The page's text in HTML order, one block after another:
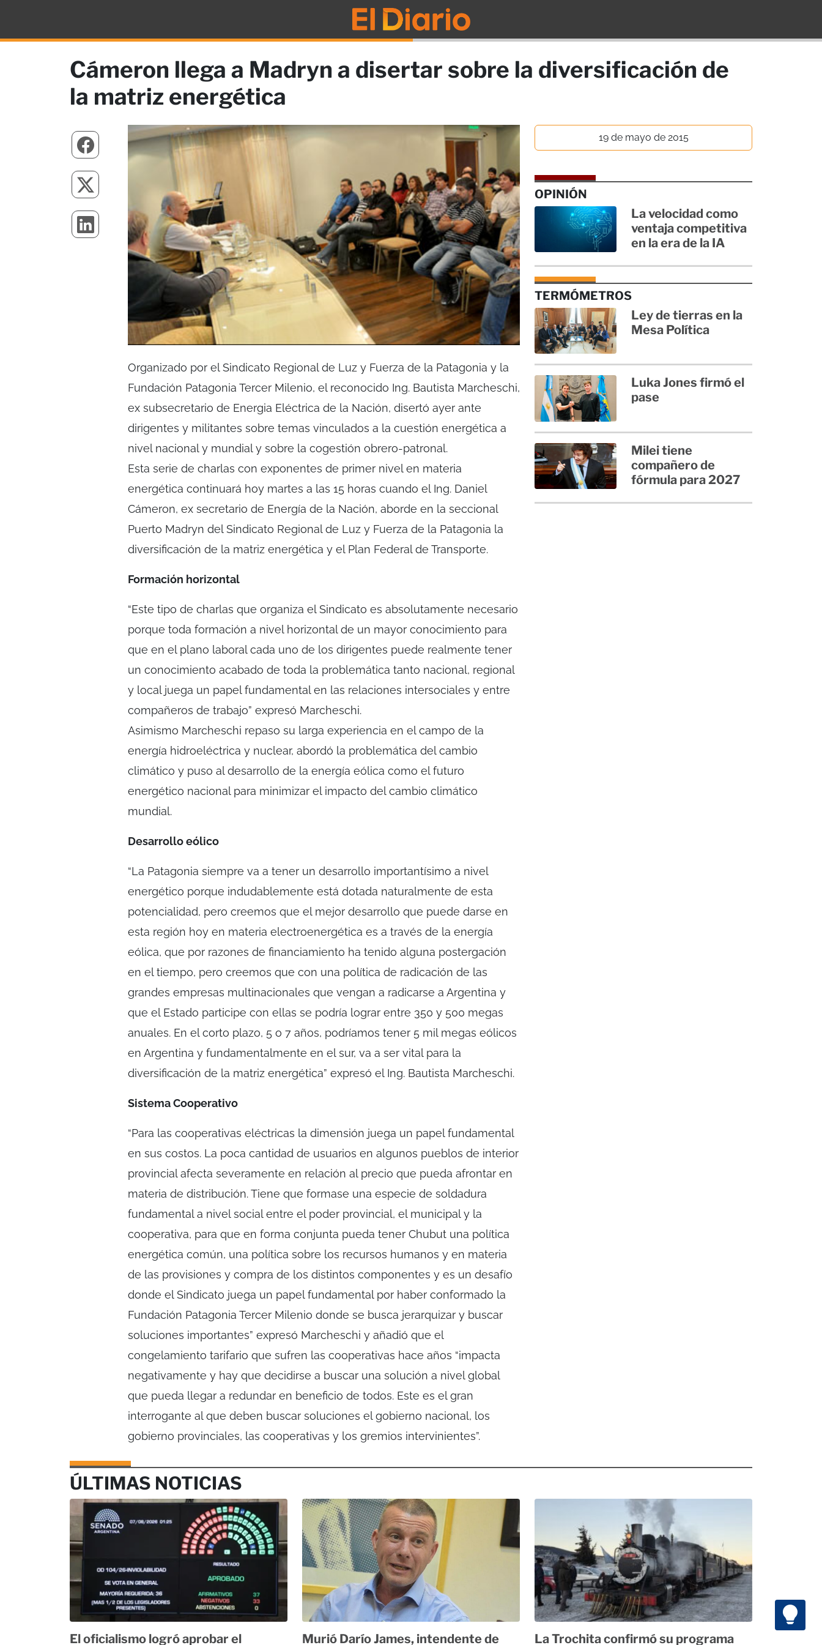
Cámeron llega a Madryn a disertar sobre la diversificación de
la matriz energética
Organizado por el Sindicato Regional de Luz y Fuerza de la Patagonia y la
Fundación Patagonia Tercer Milenio, el reconocido Ing. Bautista Marcheschi,
ex subsecretario de Energia Eléctrica de la Nación, disertó ayer ante
dirigentes y militantes sobre temas vinculados a la cuestión energética a
nivel nacional y mundial y sobre la cogestión obrero-patronal.
Esta serie de charlas con exponentes de primer nivel en materia
energética continuará hoy martes a las 15 horas cuando el Ing. Daniel
Cámeron, ex secretario de Energía de la Nación, aborde en la seccional
Puerto Madryn del Sindicato Regional de Luz y Fuerza de la Patagonia la
diversificación de la matriz energética y el Plan Federal de Transporte.
Formación horizontal
“Este tipo de charlas que organiza el Sindicato es absolutamente necesario
porque toda formación a nivel horizontal de un mayor conocimiento para
que en el plano laboral cada uno de los dirigentes puede realmente tener
un conocimiento acabado de toda la problemática tanto nacional, regional
y local juega un papel fundamental en las relaciones intersociales y entre
compañeros de trabajo” expresó Marcheschi.
Asimismo Marcheschi repaso su larga experiencia en el campo de la
energía hidroeléctrica y nuclear, abordó la problemática del cambio
climático y puso al desarrollo de la energía eólica como el futuro
energético nacional para minimizar el impacto del cambio climático
mundial.
Desarrollo eólico
“La Patagonia siempre va a tener un desarrollo importantísimo a nivel
energético porque indudablemente está dotada naturalmente de esta
potencialidad, pero creemos que el mejor desarrollo que puede darse en
esta región hoy en materia electroenergética es a través de la energía
eólica, que por razones de financiamiento ha tenido alguna postergación
en el tiempo, pero creemos que con una política de radicación de las
grandes empresas multinacionales que vengan a radicarse a Argentina y
que el Estado participe con ellas se podría lograr entre 350 y 500 megas
anuales. En el corto plazo, 5 o 7 años, podríamos tener 5 mil megas eólicos
en Argentina y fundamentalmente en el sur, va a ser vital para la
diversificación de la matriz energética” expresó el Ing. Bautista Marcheschi.
Sistema Cooperativo
“Para las cooperativas eléctricas la dimensión juega un papel fundamental
en sus costos. La poca cantidad de usuarios en algunos pueblos de interior
provincial afecta severamente en relación al precio que pueda afrontar en
materia de distribución. Tiene que formase una especie de soldadura
fundamental a nivel social entre el poder provincial, el municipal y la
cooperativa, para que en forma conjunta pueda tener Chubut una política
energética común, una política sobre los recursos humanos y en materia
de las provisiones y compra de los distintos componentes y es un desafío
donde el Sindicato juega un papel fundamental por haber conformado la
Fundación Patagonia Tercer Milenio donde se busca jerarquizar y buscar
soluciones importantes” expresó Marcheschi y añadió que el
congelamiento tarifario que sufren las cooperativas hace años “impacta
negativamente y hay que decidirse a buscar una solución a nivel global
que pueda llegar a redundar en beneficio de todos. Este es el gran
interrogante al que deben buscar soluciones el gobierno nacional, los
gobierno provinciales, las cooperativas y los gremios intervinientes”.
19 de mayo de 2015
OPINIÓN
La velocidad como
ventaja competitiva
en la era de la IA
TERMÓMETROS
Ley de tierras en la
Mesa Política
Luka Jones firmó el
pase
Milei tiene
compañero de
fórmula para 2027
ÚLTIMAS NOTICIAS
El oficialismo logró aprobar el Murió Darío James, intendente de La Trochita confirmó su programa